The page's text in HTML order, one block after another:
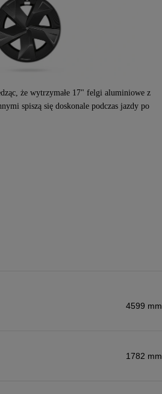
że wytrzymałe 17" felgi aluminiowe z
spiszą się doskonale podczas jazdy po
4599 mm
1782 mm